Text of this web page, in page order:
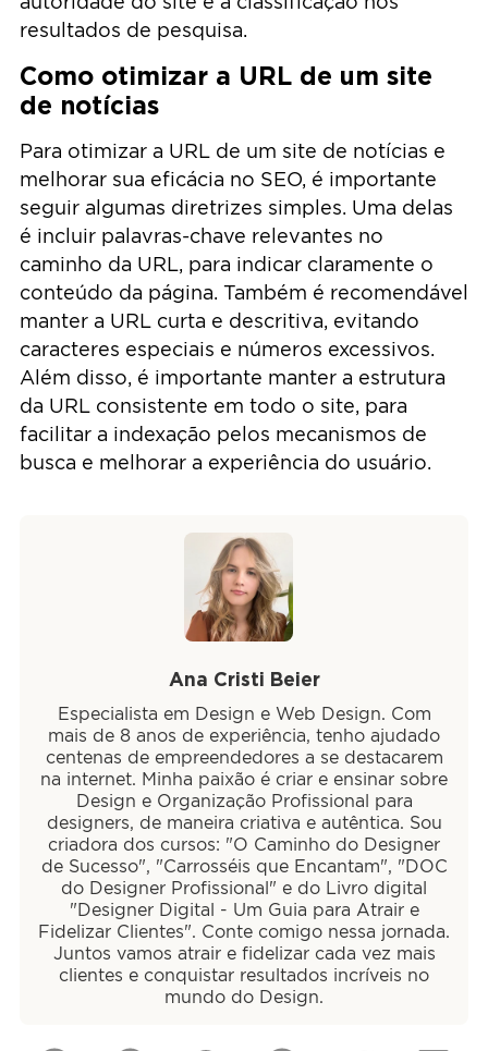
resultados de pesquisa.
Como otimizar a URL de um site
de notícias
Para otimizar a URL de um site de notícias e
melhorar sua eficácia no SEO, é importante
seguir algumas diretrizes simples. Uma delas
é incluir palavras-chave relevantes no
caminho da URL, para indicar claramente o
conteúdo da página. Também é recomendável
manter a URL curta e descritiva, evitando
caracteres especiais e números excessivos.
Além disso, é importante manter a estrutura
da URL consistente em todo o site, para
facilitar a indexação pelos mecanismos de
busca e melhorar a experiência do usuário.
Ana Cristi Beier
Especialista em Design e Web Design. Com
mais de 8 anos de experiência, tenho ajudado
centenas de empreendedores a se destacarem
na internet. Minha paixão é criar e ensinar sobre
Design e Organização Profissional para
designers, de maneira criativa e autêntica. Sou
criadora dos cursos: "O Caminho do Designer
de Sucesso", "Carrosséis que Encantam", "DOC
do Designer Profissional" e do Livro digital
"Designer Digital - Um Guia para Atrair e
Fidelizar Clientes". Conte comigo nessa jornada.
Juntos vamos atrair e fidelizar cada vez mais
clientes e conquistar resultados incríveis no
mundo do Design.